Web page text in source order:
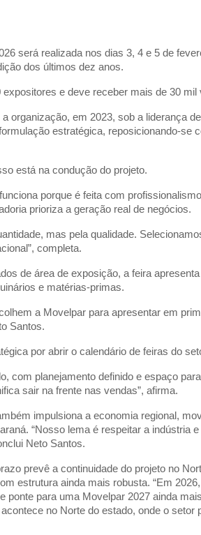
será realizada nos dias 3, 4 e 5 de
dos últimos dez anos.
e deve receber mais de 30
organização, em 2023, sob a liderança
estratégica, reposicionando-se
está na condução do projeto.
porque é feita com
prioriza a geração real de negócios.
mas pela qualidade.
completa.
de área de exposição, a feira
e matérias-primas.
a Movelpar para apresentar em
Santos.
por abrir o calendário de feiras do
com planejamento definido e espaço
sair na frente nas vendas”, afirma.
impulsiona a economia regional,
“Nosso lema é respeitar a indústria
Neto Santos.
prevê a continuidade do projeto no
estrutura ainda mais robusta. “Em
ponte para uma Movelpar 2027 ainda
no Norte do estado, onde o